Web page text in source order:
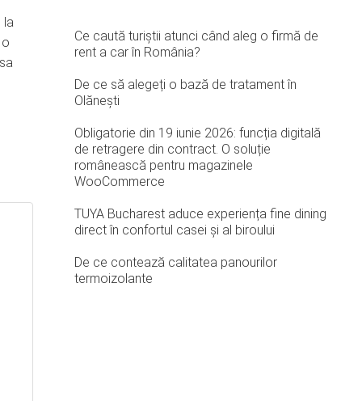
la
Ce caută turiștii atunci când aleg o firmă de
rent a car în România?
De ce să alegeți o bază de tratament în
Olănești
Obligatorie din 19 iunie 2026: funcția digitală
de retragere din contract. O soluție
românească pentru magazinele
WooCommerce
TUYA Bucharest aduce experiența fine dining
direct în confortul casei și al biroului
De ce contează calitatea panourilor
termoizolante